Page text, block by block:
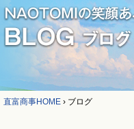
直富商事HOME › ブログ